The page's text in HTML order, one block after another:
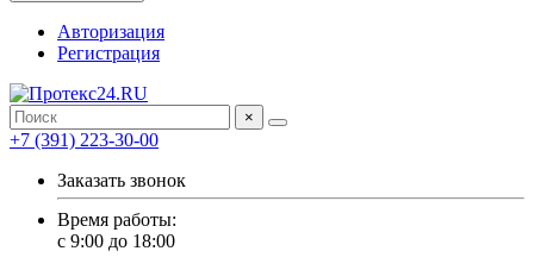
Авторизация
Регистрация
×
+7 (391) 223-30-00
Заказать звонок
Время работы:
с 9:00 до 18:00